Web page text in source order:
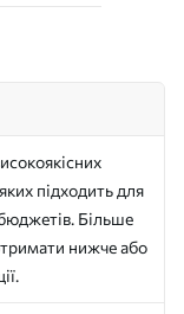
підходить для
Більше
нижче або